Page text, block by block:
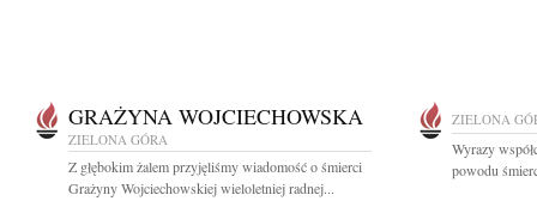
GRAŻYNA WOJCIECHOWSKA
ZIELONA GÓRA
Z głębokim żalem przyjęliśmy wiadomość o śmierci
Grażyny Wojciechowskiej wieloletniej radnej...
ZIELONA
Wyrazy
powodu